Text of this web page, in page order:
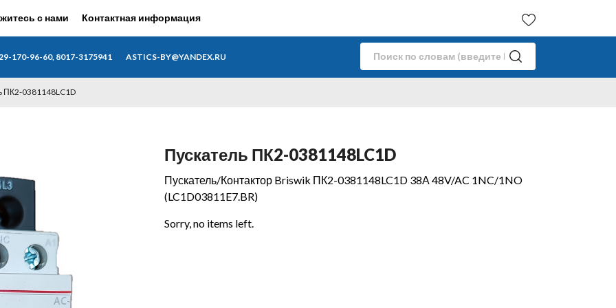
с нами Контактная информация
170-96-60, 8017-3175941 ASTICS-BY@YANDEX.RU
ПК2-0381148LC1D
Пускатель ПК2-0381148LC1D
Пускатель/Контактор Briswik ПК2-0381148LC1D 38А 48V/AC 1NC/1NO
(LC1D03811E7.BR)
Sorry, no items left.